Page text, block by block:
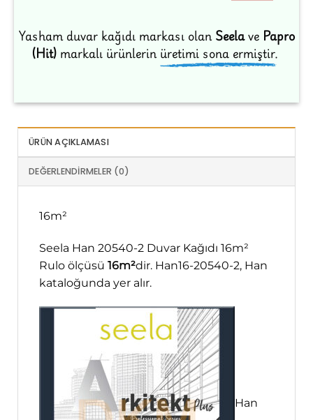
Yasham duvar kağıdı markası olanSeelave Papro
(Hit)markalı ürünlerinüretimi sona ermiştir.
ÜRÜN AÇIKLAMASI
DEĞERLENDIRMELER (0)
16m²
Seela Han 20540-2 Duvar Kağıdı 16m²
Rulo ölçüsü 16m²dir. Han16-20540-2, Han
kataloğunda yer alır.
Han